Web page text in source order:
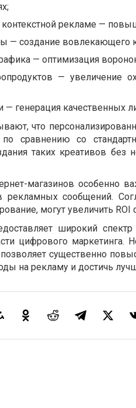
рекламе —
— создание вовлекающего
— оптимизация
— увеличение
— генерация качественных
что
сравнению со
таких креативов без
магазинов особенно
рекламных сообщений.
могут увеличить
широкий
цифрового маркетинга.
существенно
на рекламу и достичь